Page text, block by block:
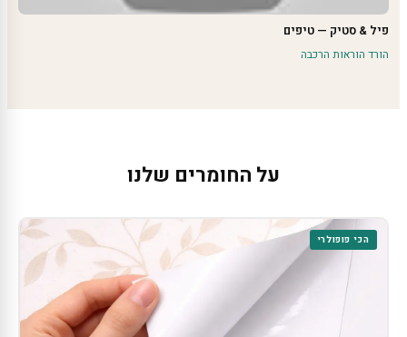
פיל & סטיק — טיפים
הורד הוראות הרכבה
על החומרים שלנו
הכי פופולרי